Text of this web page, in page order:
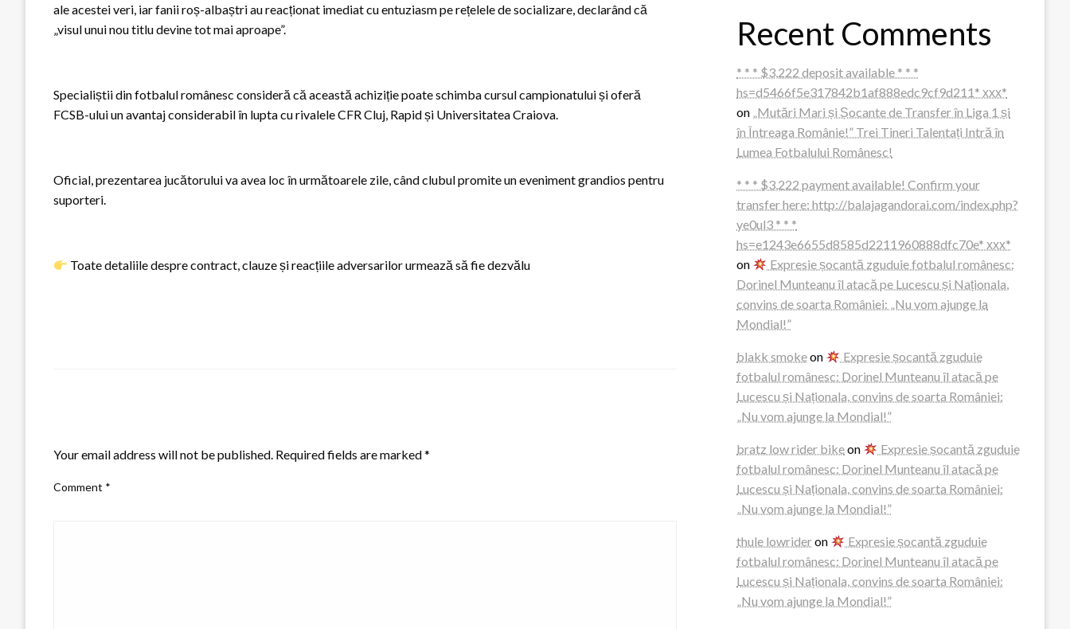
ale acestei veri, iar fanii roș-albaștri au reacționat imediat cu entuziasm pe rețelele de socializare, declarând că
„visul unui nou titlu devine tot mai aproape”.
Specialiștii din fotbalul românesc consideră că această achiziție poate schimba cursul campionatului și oferă
FCSB-ului un avantaj considerabil în lupta cu rivalele CFR Cluj, Rapid și Universitatea Craiova.
Oficial, prezentarea jucătorului va avea loc în următoarele zile, când clubul promite un eveniment grandios pentru
suporteri.
Toate detaliile despre contract, clauze și reacțiile adversarilor urmează să fie dezvălu
Your email address will not be published. Required fields are marked*
Comment *
Recent Comments
* * * $3,222 deposit available * * *
hs=d5466f5e317842b1af888edc9cf9d211* ххх*
on „Mutări Mari și Șocante de Transfer în Liga 1 și
în Întreaga Românie!” Trei Tineri Talentați Intră în
Lumea Fotbalului Românesc!
* * * $3,222 payment available! Confirm your
transfer here: http://balajagandorai.com/index.php?
ye0ul3 * * *
hs=e1243e6655d8585d2211960888dfc70e* ххх*
on
Expresie șocantă zguduie fotbalul românesc:
Dorinel Munteanu îl atacă pe Lucescu și Naționala,
convins de soarta României: „Nu vom ajunge la
Mondial!”
blakk smokeon
Expresie șocantă zguduie
fotbalul românesc: Dorinel Munteanu îl atacă pe
Lucescu și Naționala, convins de soarta României:
„Nu vom ajunge la Mondial!”
bratz low rider bikeon
Expresie șocantă zguduie
fotbalul românesc: Dorinel Munteanu îl atacă pe
Lucescu și Naționala, convins de soarta României:
„Nu vom ajunge la Mondial!”
thule lowrideron
Expresie șocantă zguduie
fotbalul românesc: Dorinel Munteanu îl atacă pe
Lucescu și Naționala, convins de soarta României:
„Nu vom ajunge la Mondial!”